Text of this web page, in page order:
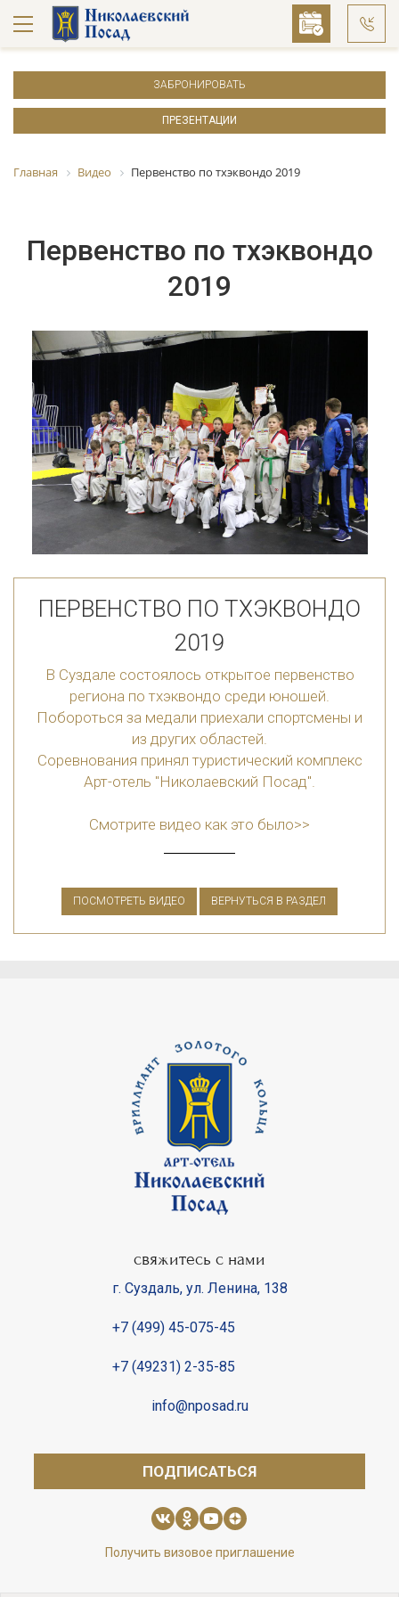
ЗАБРОНИРОВАТЬ
ПРЕЗЕНТАЦИИ
Главная Видео Первенство по тхэквондо 2019
Первенство по тхэквондо
2019
ПЕРВЕНСТВО ПО ТХЭКВОНДО
2019
В Суздале состоялось открытое первенство
региона по тхэквондо среди юношей.
Побороться за медали приехали спортсмены и
из других областей.
Соревнования принял туристический комплекс
Арт-отель "Николаевский Посад".
Смотрите видео как это было>>
ПОСМОТРЕТЬ ВИДЕО ВЕРНУТЬСЯ В РАЗДЕЛ
свяжитесь с нами
г. Суздаль, ул. Ленина, 138
+7 (499) 45-075-45
+7 (49231) 2-35-85
info@nposad.ru
ПОДПИСАТЬСЯ
Получить визовое приглашение